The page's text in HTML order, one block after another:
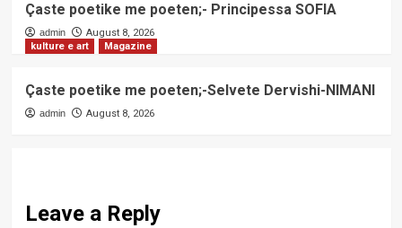
Çaste poetike me poeten;- Principessa SOFIA
admin
August 8, 2026
kulture e art
Magazine
Çaste poetike me poeten;-Selvete Dervishi-NIMANI
admin August 8, 2026
Leave a Reply